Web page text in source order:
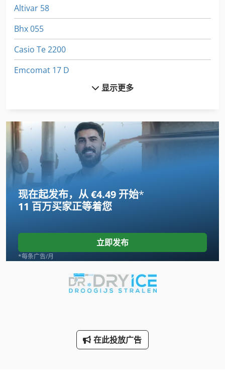
Altivar 58
Bhx 055
Casio Te 2200
Emcomat 17 D
Fz 0
Index B 60
International 434
Linde
Newton 20
Tank
Transmig 400
显示更多
现在起发布，从 €4.49 开始*
11 百万买家正等着您
立即发布
*每条广告/月
在此投放广告